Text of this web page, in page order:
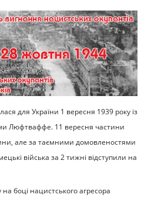
для України 1 вересня 1939 року із
Люфтваффе. 11 вересня частини
але за таємними домовленостями
війська за 2 тижні відступили на
боці нацистського агресора